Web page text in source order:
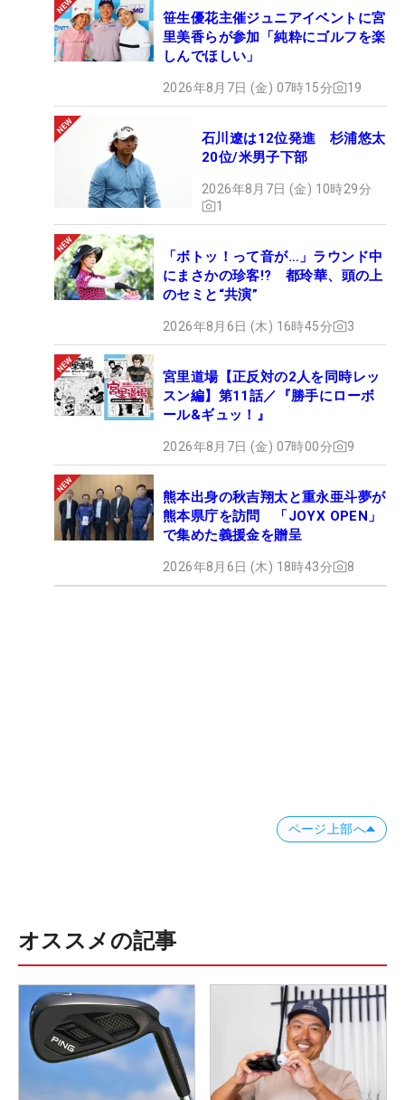
笹生優花主催ジュニアイベントに宮
里美香らが参加「純粋にゴルフを楽
しんでほしい」
2026年8月7日 (金) 07時15分 19
石川遼は12位発進 杉浦悠太
20位/米男子下部
2026年8月7日 (金) 10時29分
1
「ボトッ！って音が…」ラウンド中
にまさかの珍客!? 都玲華、頭の上
のセミと“共演”
2026年8月6日 (木) 16時45分 3
宮里道場【正反対の2人を同時レッ
スン編】第11話／『勝手にローボ
ール&ギュッ！』
2026年8月7日 (金) 07時00分 9
熊本出身の秋吉翔太と重永亜斗夢が
熊本県庁を訪問 「JOYX OPEN」
で集めた義援金を贈呈
2026年8月6日 (木) 18時43分 8
ページ上部へ
オススメの記事